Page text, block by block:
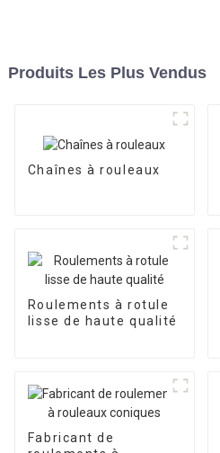
Produits Les Plus Vendus
Chaînes à rouleaux
Roulements à rotule
lisse de haute qualité
Fabricant de